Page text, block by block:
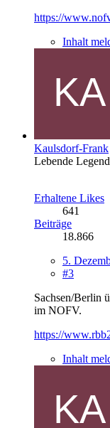
https://
Inhalt
Kaulsdorf-Frank
Lebende
Erhaltene Likes
641
Beiträge
18.866
5.
#3
Sachsen/Berlin
im NOFV.
https://
Inhalt